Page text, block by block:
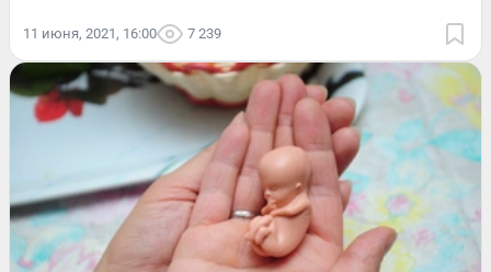
11 июня, 2021, 16:00 7 239